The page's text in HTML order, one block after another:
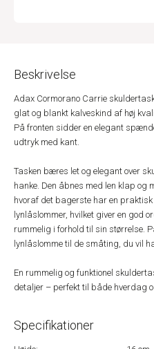
Beskrivelse
Adax Cormorano Carrie
glat og blankt kalveskind af høj
På fronten sidder en elegant
udtryk med kant.
Tasken bæres let og elegant over
hanke. Den åbnes med len klap og
hvoraf det bagerste har en
lynlåslommer, hvilket giver en god
rummelig i forhold til sin størrelse.
lynlåslomme til de småting, du vil
En rummelig og funktionel
detaljer – perfekt til både hverdag
Specifikationer